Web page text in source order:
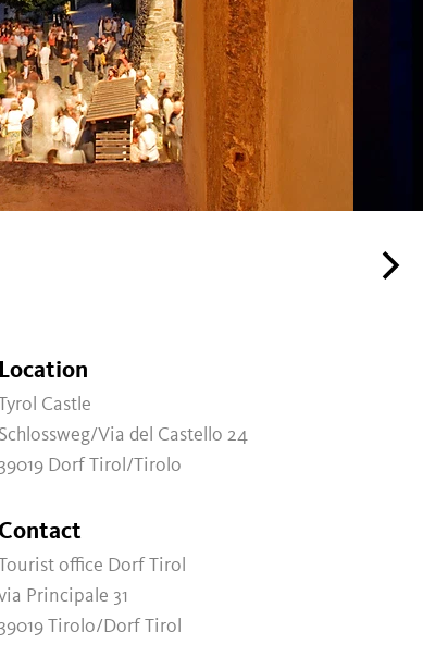
Location
Castle
Schlossweg/Via del Castello 24
39019 Dorf Tirol/Tirolo
Contact
office Dorf Tirol
Principale 31
39019 Tirolo/Dorf Tirol